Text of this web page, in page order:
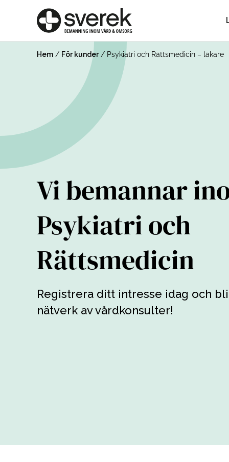
Hem / För kunder / Psykiatri och Rättsmedicin – läkare
Vi bemannar
Psykiatri och
Rättsmedicin
Registrera ditt intresse idag och
nätverk av vårdkonsulter!